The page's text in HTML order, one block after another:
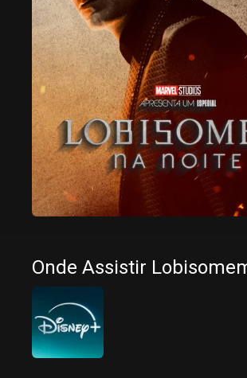
Onde Assistir